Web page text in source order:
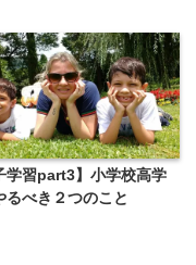
学習part3】小学校高学
るべき２つのこと